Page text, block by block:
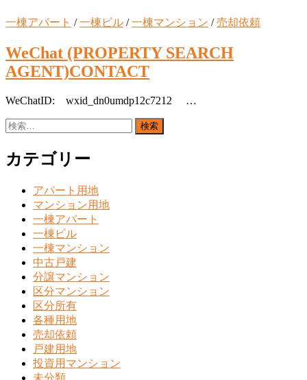
一棟アパート /一棟ビル /一棟マンション /売却依頼
WeChat (PROPERTY SEARCH
AGENT)CONTACT
WeChatID: wxid_dn0umdp12c7212 …
検
カテゴリー
アパート用地
マンション用地
一棟アパート
一棟ビル
一棟マンション
中古戸建
分譲マンション
区分マンション
区分所有
各種用地
売却依頼
戸建用地
投資用マンション
未分類